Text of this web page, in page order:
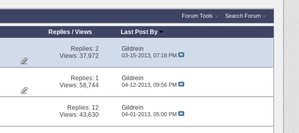
Forum Tools Search Forum
Replies /Views Last Post By
Replies:2
Views: 37,972
Gildrein
03-15-2013, 07:18 PM
Replies: 1
Views: 58,744
Gildrein
04-12-2013, 09:56 PM
Replies: 12
Views: 43,630
Gildrein
04-01-2013, 05:00 PM